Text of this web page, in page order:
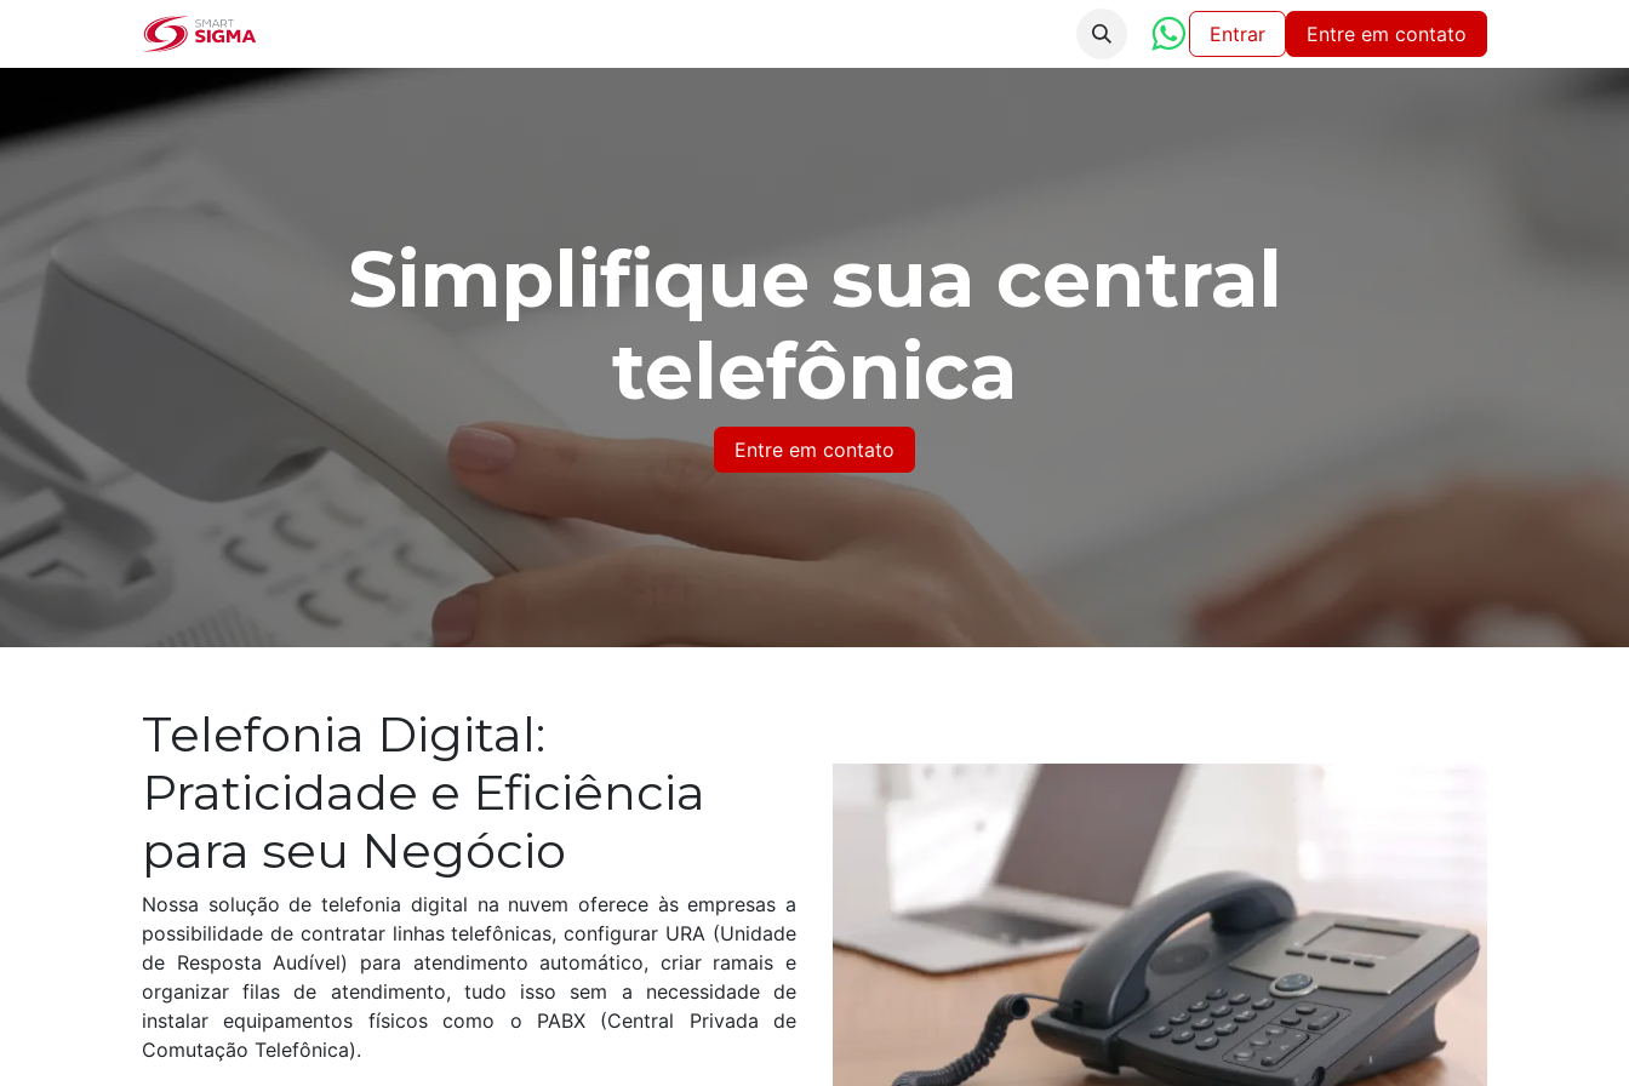
Termos de Serviço Entrar Entre em contato
Simplifique sua central
telefônica
Entre em contato
Telefonia Digital:
Praticidade e Eficiência
para seu Negócio
Nossa solução de telefonia digital na nuvem oferece às empresas a
possibilidade de contratar linhas telefônicas, configurar URA (Unidade
de Resposta Audível) para atendimento automático, criar ramais e
organizar filas de atendimento, tudo isso sem a necessidade de
instalar equipamentos físicos como o PABX (Central Privada de
Comutação Telefônica).